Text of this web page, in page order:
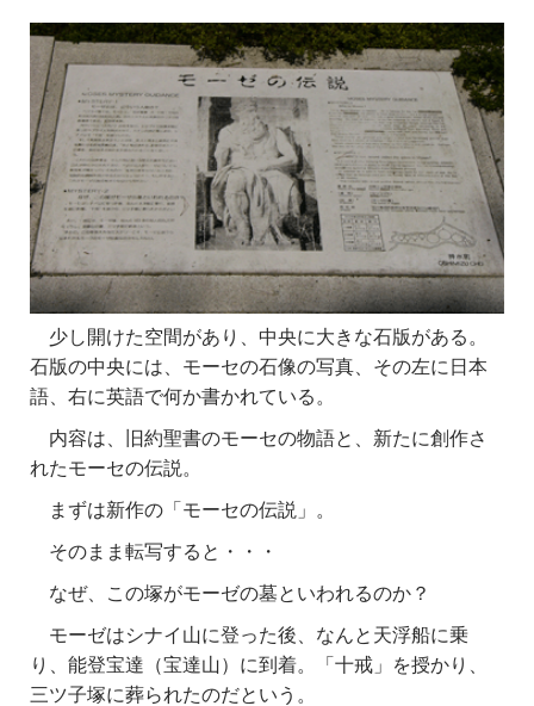
少し開けた空間があり、中央に大きな石版がある。
石版の中央には、モーセの石像の写真、その左に日本
語、右に英語で何か書かれている。
内容は、旧約聖書のモーセの物語と、新たに創作さ
れたモーセの伝説。
まずは新作の「モーセの伝説」。
そのまま転写すると・・・
なぜ、この塚がモーゼの墓といわれるのか？
モーゼはシナイ山に登った後、なんと天浮船に乗
り、能登宝達（宝達山）に到着。「十戒」を授かり、
三ツ子塚に葬られたのだという。